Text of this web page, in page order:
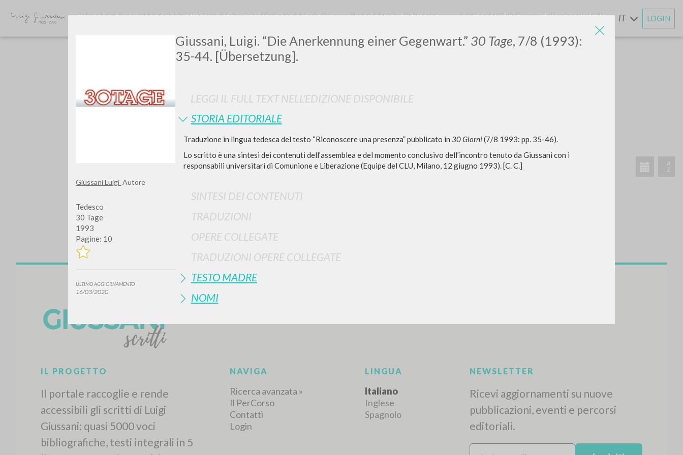
Giussani Luigi Autore
Tedesco
30 Tage
1993
Pagine: 10
ULTIMO AGGIORNAMENTO
16/03/2020
Giussani, Luigi. “Die Anerkennung einer Gegenwart.” 30 Tage, 7/8 (1993):
35-44. [Übersetzung].
LEGGI IL FULL TEXT NELL'EDIZIONE DISPONIBILE
STORIA EDITORIALE
Traduzione in lingua tedesca del testo “Riconoscere una presenza” pubblicato in 30 Giorni(7/8 1993: pp. 35-46).
Lo scritto è una sintesi dei contenuti dell’assemblea e del momento conclusivo dell’incontro tenuto da Giussani con i
responsabili universitari di Comunione e Liberazione (Equipe del CLU, Milano, 12 giugno 1993). [C. C.]
SINTESI DEI CONTENUTI
TRADUZIONI
OPERE COLLEGATE
TRADUZIONI OPERE COLLEGATE
TESTO MADRE
NOMI
BIOGRAFIA BIBLIOGRAFIA SECONDARIA CRITERI REDAZIONALI INFO DI NAVIGAZIONE AGGIORNAMENTIENEWS CONTATTI IT LOGIN
Vuoi risultati ancora più precisi? Utilizza la
0DOCUMENTI TROVATI
TIPOLOGIA OPERA LINGUA
IL PROGETTO
Il portale raccoglie e rende
NAVIGA LINGUA NEWSLETTER
Ricevi aggiornamenti su nuove